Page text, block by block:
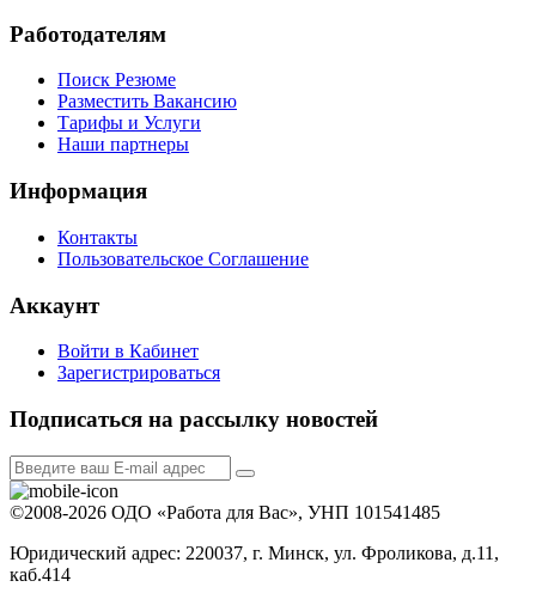
Работодателям
Поиск Резюме
Разместить Вакансию
Тарифы и Услуги
Наши партнеры
Информация
Контакты
Пользовательское Соглашение
Аккаунт
Войти в Кабинет
Зарегистрироваться
Подписаться на рассылку новостей
©2008-2026 ОДО «Работа для Вас», УНП 101541485
Юридический адрес: 220037, г. Минск, ул. Фроликова, д.11,
каб.414